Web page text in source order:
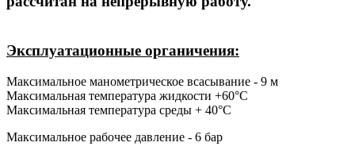
Эксплуатационные органичения:
Максимальное манометрическое всасывание - 9 м
Максимальная температура жидкости +60°С
Максимальная температура среды + 40°С
Максимальное рабочее давление - 6 бар